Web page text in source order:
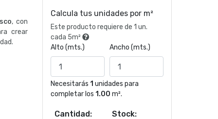
, con
crear
Calcula tus unidades por m²
Este producto requiere de 1 un.
cada 5m²
Alto (mts.)
Ancho (mts.)
Necesitarás 1 unidades para
completar los 1.00 m².
Cantidad:
Stock: